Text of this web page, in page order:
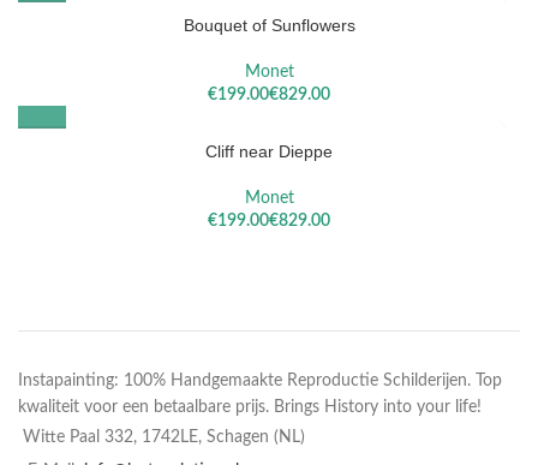
Bouquet of Sunflowers
Monet
€
€
Cliff near Dieppe
Monet
€
€
Instapainting: 100% Handgemaakte Reproductie Schilderijen. Top
kwaliteit voor een betaalbare prijs. Brings History into your life!
Witte Paal 332, 1742LE, Schagen (NL)